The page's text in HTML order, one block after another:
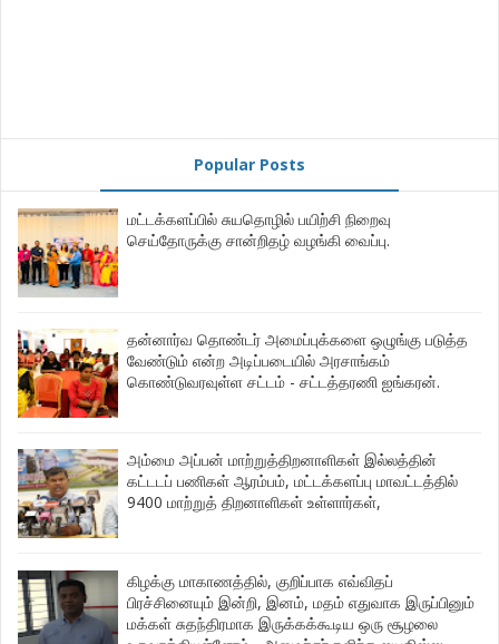
Popular Posts
மட்டக்களப்பில் சுயதொழில் பயிற்சி நிறைவு
செய்தோருக்கு சான்றிதழ் வழங்கி வைப்பு.
தன்னார்வ தொண்டர் அமைப்புக்களை ஒழுங்கு படுத்த
வேண்டும் என்ற அடிப்படையில் அரசாங்கம்
கொண்டுவரவுள்ள சட்டம் - சட்டத்தரணி ஐங்கரன்.
அம்மை அப்பன் மாற்றுத்திறனாளிகள் இல்லத்தின்
கட்டடப் பணிகள் ஆரம்பம், மட்டக்களப்பு மாவட்டத்தில்
9400 மாற்றுத் திறனாளிகள் உள்ளார்கள்,
கிழக்கு மாகாணத்தில், குறிப்பாக எவ்விதப்
பிரச்சினையும் இன்றி, இனம், மதம் எதுவாக இருப்பினும்
மக்கள் சுதந்திரமாக இருக்கக்கூடிய ஒரு சூழலை